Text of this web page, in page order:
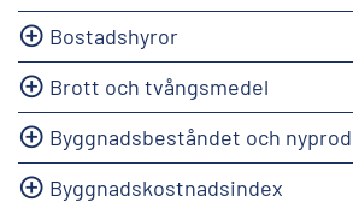
Bostadshyror
Brott och tvångsmedel
Byggnadsbeståndet och
Byggnadskostnadsindex